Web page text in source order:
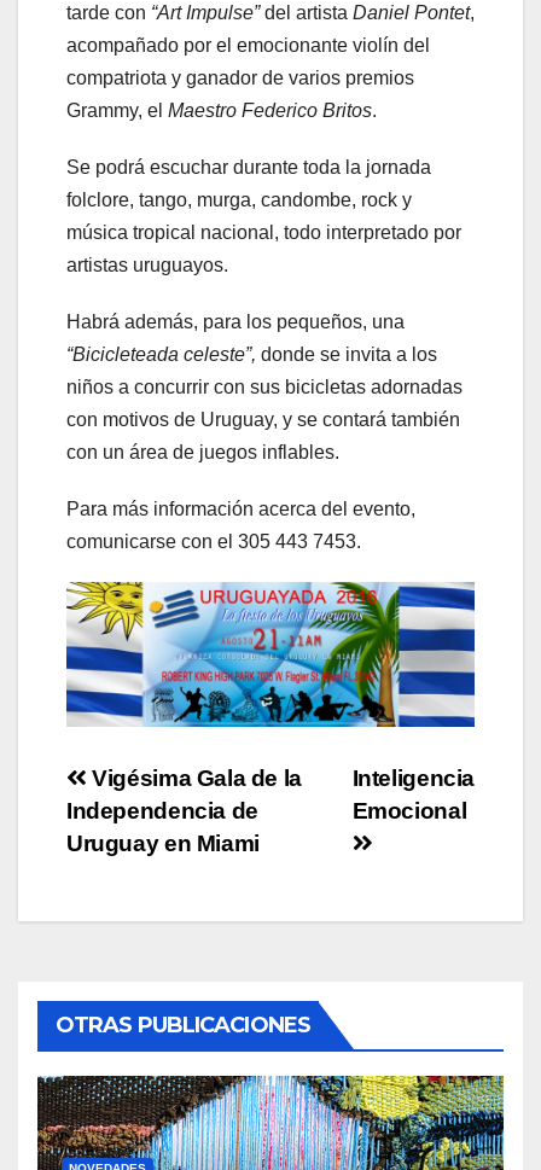
tarde con “Art Impulse”del artista Daniel Pontet,
acompañado por el emocionante violín del
compatriota y ganador de varios premios
Grammy, el Maestro Federico Britos.
Se podrá escuchar durante toda la jornada
folclore, tango, murga, candombe, rock y
música tropical nacional, todo interpretado por
artistas uruguayos.
Habrá además, para los pequeños, una
“Bicicleteada celeste”, donde se invita a los
niños a concurrir con sus bicicletas adornadas
con motivos de Uruguay, y se contará también
con un área de juegos inflables.
Para más información acerca del evento,
comunicarse con el 305 443 7453.
Post
navigation
Inteligencia
Emocional
Vigésima Gala de la
Independencia de
Uruguay en Miami
OTRAS PUBLICACIONES